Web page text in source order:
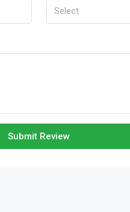
Select
Submit Review